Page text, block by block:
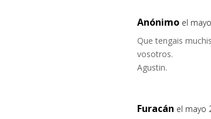
Anónimo el
Que tengais
vosotros.
Agustin.
Furacán el mayo